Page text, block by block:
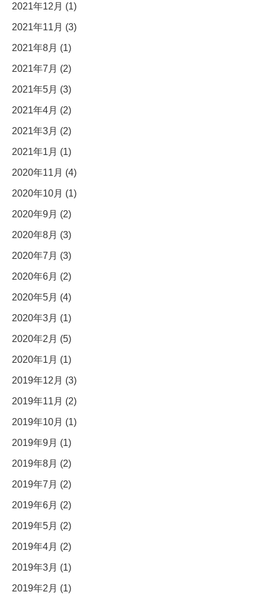
2021年12月 (1)
2021年11月 (3)
2021年8月 (1)
2021年7月 (2)
2021年5月 (3)
2021年4月 (2)
2021年3月 (2)
2021年1月 (1)
2020年11月 (4)
2020年10月 (1)
2020年9月 (2)
2020年8月 (3)
2020年7月 (3)
2020年6月 (2)
2020年5月 (4)
2020年3月 (1)
2020年2月 (5)
2020年1月 (1)
2019年12月 (3)
2019年11月 (2)
2019年10月 (1)
2019年9月 (1)
2019年8月 (2)
2019年7月 (2)
2019年6月 (2)
2019年5月 (2)
2019年4月 (2)
2019年3月 (1)
2019年2月 (1)